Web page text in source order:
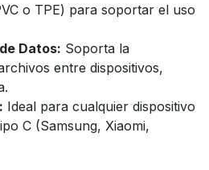
o TPE) para soportar el uso
Datos: Soporta la
entre dispositivos,
Ideal para cualquier dispositivo
C (Samsung, Xiaomi,